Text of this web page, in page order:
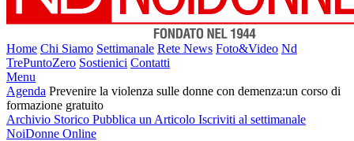
Home Chi Siamo Settimanale Rete News Foto&Video Nd
TrePuntoZero Sostienici Contatti
Menu
Agenda Prevenire la violenza sulle donne con demenza:un corso di
formazione gratuito
Archivio Storico Pubblica un Articolo Iscriviti al settimanale
NoiDonne Online